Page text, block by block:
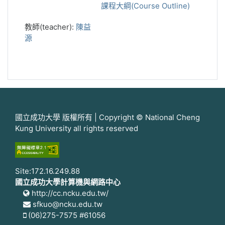
課程大綱(Course Outline)
教師(teacher): 陳益
源
國立成功大學 版權所有 | Copyright © National Cheng
Kung University all rights reserved
Site:172.16.249.88
國立成功大學計算機與網路中心
http://cc.ncku.edu.tw/
sfkuo@ncku.edu.tw
(06)275-7575 #61056